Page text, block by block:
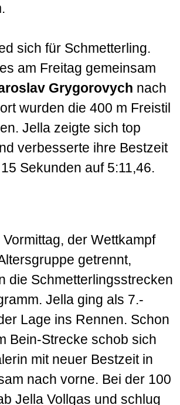
sich für Schmetterling.
am Freitag gemeinsam
Grygorovych nach
wurden die 400 m Freistil
Jella zeigte sich top
verbesserte ihre Best­zeit
Sekunden auf 5:11,46.
der Wettkampf
getrennt,
die Schmetterlings­strecken
Jella ging als 7.-
Lage ins Rennen. Schon
Bein-Strecke schob sich
mit neuer Best­zeit in
nach vorne. Bei der 100
Jella Vollgas und schlug